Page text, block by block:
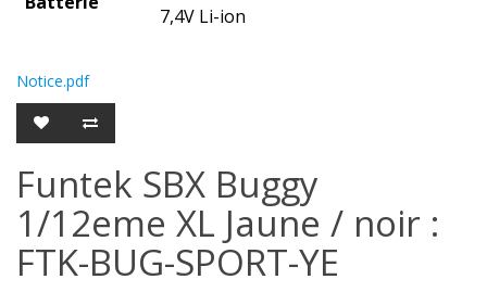
7,4V Li-ion
Notice.pdf
Funtek SBX Buggy
1/12eme XL Jaune / noir :
FTK-BUG-SPORT-YE